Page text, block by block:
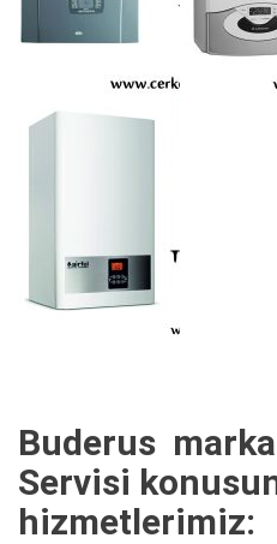
Buderus
Servisi
hizmetlerimiz: